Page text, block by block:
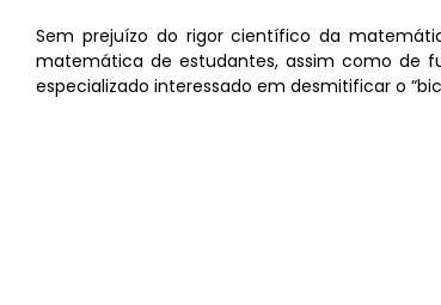
Sem prejuízo do rigor científico da
matemática de estudantes, assim como de
especializado interessado em desmitificar o